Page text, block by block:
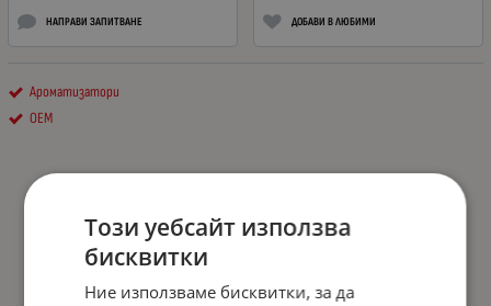
НАПРАВИ ЗАПИТВАНЕ ДОБАВИ В ЛЮБИМИ
Ароматизатори
OEM
Този уебсайт използва
бисквитки
Ние използваме бисквитки, за да